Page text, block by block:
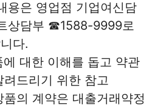
용은 영업점 기업여신담
상담부 ☎1588-9999로
다.
대한 이해를 돕고 약관
드리기 위한 참고
의 계약은 대출거래약정